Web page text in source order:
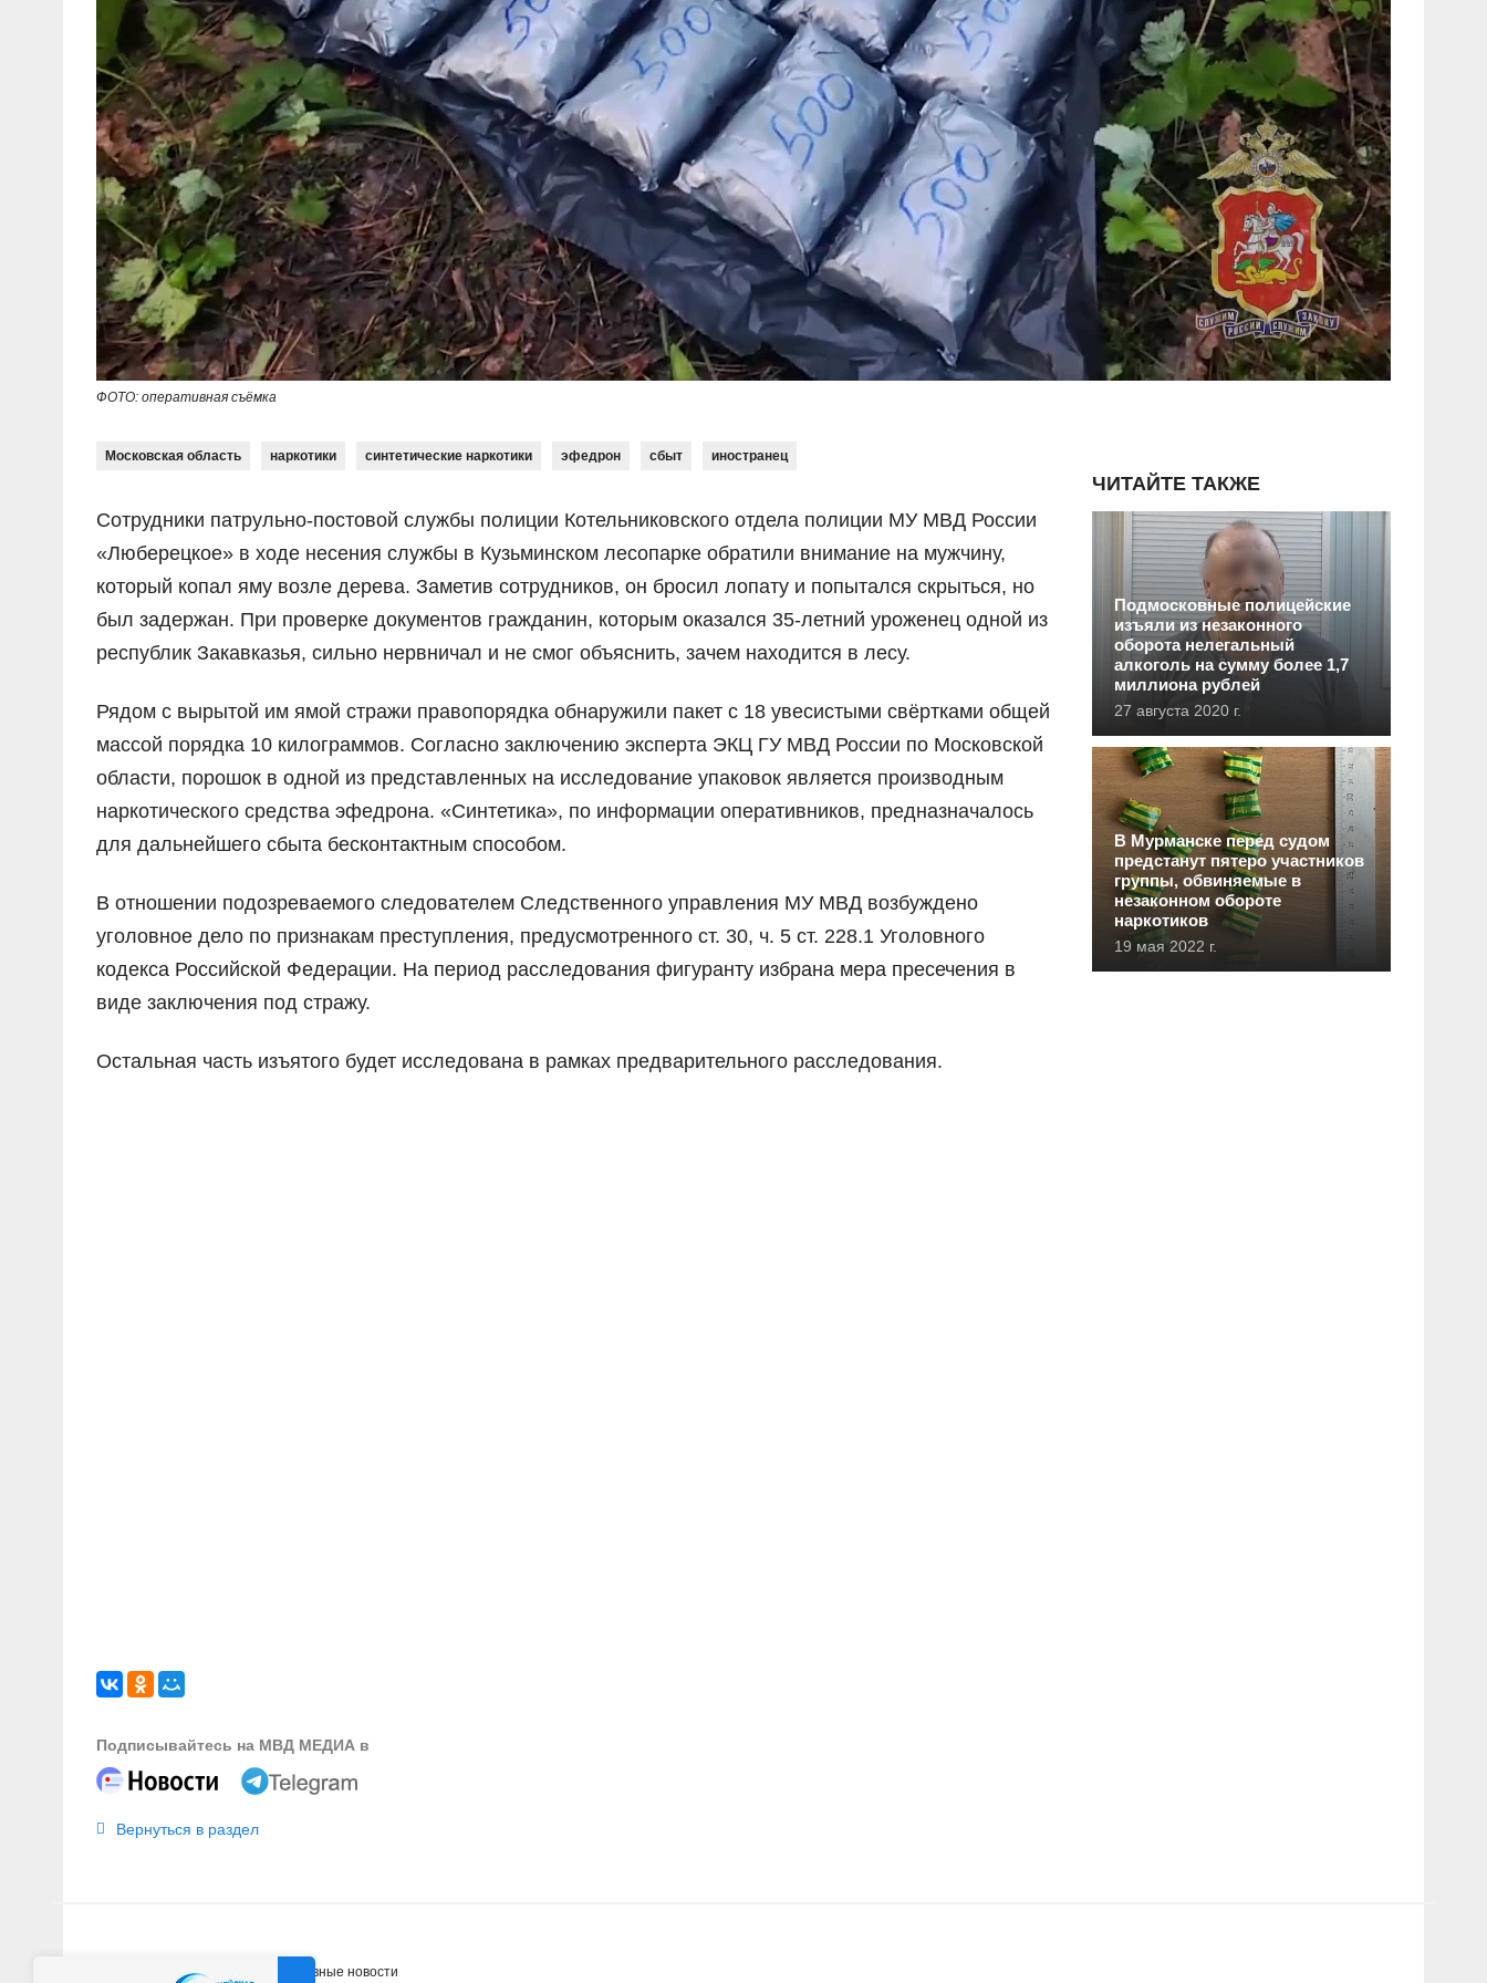
ФОТО: оперативная съёмка
Московская область наркотики синтетические наркотики эфедрон сбыт иностранец
Сотрудники патрульно-постовой службы полиции Котельниковского отдела полиции МУ МВД России
«Люберецкое» в ходе несения службы в Кузьминском лесопарке обратили внимание на мужчину,
который копал яму возле дерева. Заметив сотрудников, он бросил лопату и попытался скрыться, но
был задержан. При проверке документов гражданин, которым оказался 35-летний уроженец одной из
республик Закавказья, сильно нервничал и не смог объяснить, зачем находится в лесу.
Рядом с вырытой им ямой стражи правопорядка обнаружили пакет с 18 увесистыми свёртками общей
массой порядка 10 килограммов. Согласно заключению эксперта ЭКЦ ГУ МВД России по Московской
области, порошок в одной из представленных на исследование упаковок является производным
наркотического средства эфедрона. «Синтетика», по информации оперативников, предназначалось
для дальнейшего сбыта бесконтактным способом.
В отношении подозреваемого следователем Следственного управления МУ МВД возбуждено
уголовное дело по признакам преступления, предусмотренного ст. 30, ч. 5 ст. 228.1 Уголовного
кодекса Российской Федерации. На период расследования фигуранту избрана мера пресечения в
виде заключения под стражу.
Остальная часть изъятого будет исследована в рамках предварительного расследования.
Подписывайтесь на МВД МЕДИА в
Вернуться в раздел
ЧИТАЙТЕ ТАКЖЕ
Подмосковные полицейские
изъяли из незаконного
оборота нелегальный
алкоголь на сумму более 1,7
миллиона рублей
27 августа 2020 г.
В Мурманске перед судом
предстанут пятеро участников
группы, обвиняемые в
незаконном обороте
наркотиков
19 мая 2022 г.
Новости Оперативные новости